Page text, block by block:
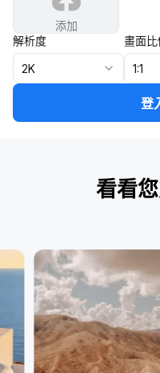
添加
解析度
2K
畫面比
1:1
登
看看